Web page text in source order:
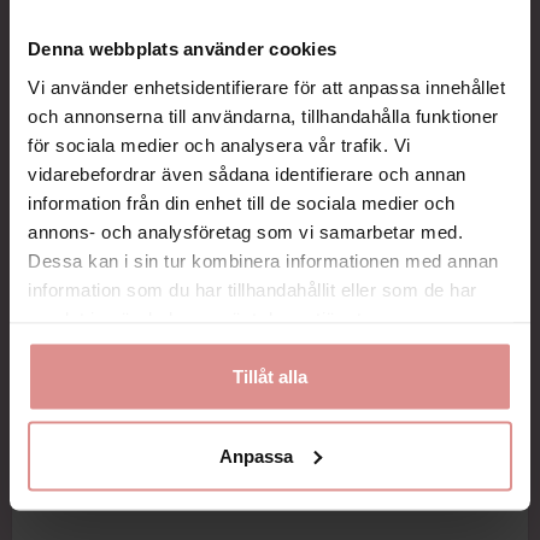
Denna webbplats använder cookies
Vi använder enhetsidentifierare för att anpassa innehållet
och annonserna till användarna, tillhandahålla funktioner
för sociala medier och analysera vår trafik. Vi
vidarebefordrar även sådana identifierare och annan
information från din enhet till de sociala medier och
annons- och analysföretag som vi samarbetar med.
Dessa kan i sin tur kombinera informationen med annan
information som du har tillhandahållit eller som de har
Tillåt alla
Anpassa
till i favoritlistan
Lägg till i favoritlistan
Lägg till i favoritlistan
Farmacell
Lägg till i
Lägg till i
Massage mot
Massagekoppar 4-
pack
179 SEK
KÖP…
Solidea Silver